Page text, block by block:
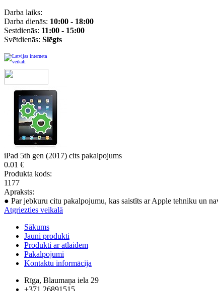
Darba laiks:
Darba dienās: 10:00 - 18:00
Sestdienās: 11:00 - 15:00
Svētdienās: Slēgts
iPad 5th gen (2017) cits pakalpojums
0.01 €
Produkta kods:
1177
Apraksts:
● Par jebkuru citu pakalpojumu, kas saistīts ar Apple tehniku un
Atgriezties veikalā
Sākums
Jauni produkti
Produkti ar atlaidēm
Pakalpojumi
Kontaktu informācija
Rīga, Blaumaņa iela 29
+371 26891515